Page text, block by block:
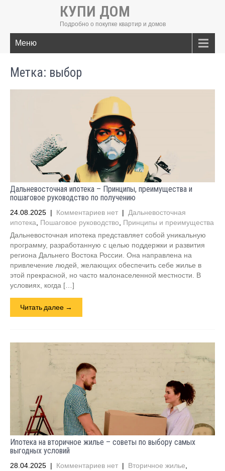
КУПИ ДОМ
Подробно о покупке квартир и домов
Меню
Метка: выбор
Дальневосточная ипотека – Принципы, преимущества и
пошаговое руководство по получению
24.08.2025 | Комментариев нет | Дальневосточная
ипотека
Пошаговое руководство
Принципы и преимущества
Дальневосточная ипотека представляет собой уникальную
программу, разработанную с целью поддержки и развития
региона Дальнего Востока России. Она направлена на
привлечение людей, желающих обеспечить себе жилье в
этой прекрасной, но часто малонаселенной местности. В
условиях, когда […]
Читать далее →
Ипотека на вторичное жилье – советы по выбору самых
выгодных условий
28.04.2025 | Комментариев нет | Вторичное жилье